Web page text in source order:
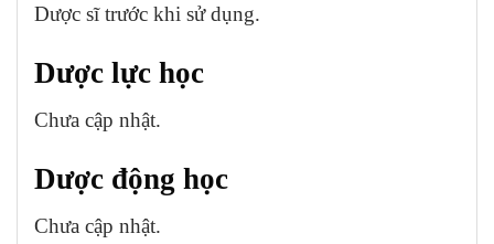
Dược sĩ trước khi sử dụng.
Dược lực học
Chưa cập nhật.
Dược động học
Chưa cập nhật.